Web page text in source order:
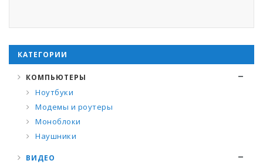
КАТЕГОРИИ
КОМПЬЮТЕРЫ
Ноутбуки
Модемы и роутеры
Моноблоки
Наушники
ВИДЕО